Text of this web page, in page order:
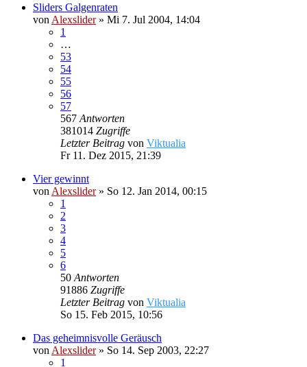
Sliders Galgenraten
von Alexslider» Mi 7. Jul 2004, 14:04
1
…
53
54
55
56
57
567 Antworten
381014 Zugriffe
Letzter Beitrag von Viktualia
Fr 11. Dez 2015, 21:39
Vier gewinnt
von Alexslider» So 12. Jan 2014, 00:15
1
2
3
4
5
6
50 Antworten
91886 Zugriffe
Letzter Beitrag von Viktualia
So 15. Feb 2015, 10:56
Das geheimnisvolle Geräusch
von Alexslider» So 14. Sep 2003, 22:27
1